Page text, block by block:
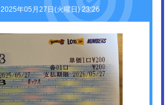
2025年05月27日(火曜日) 23:26